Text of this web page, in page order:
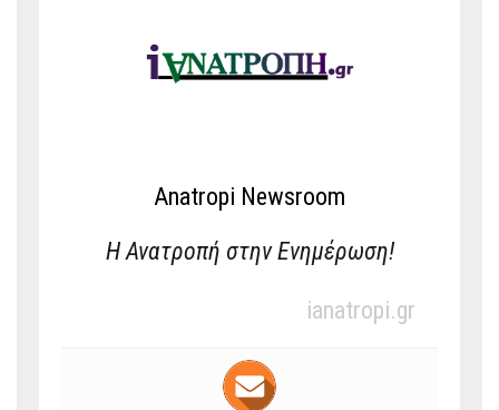
Anatropi Newsroom
Η Ανατροπή στην Ενημέρωση!
ianatropi.gr